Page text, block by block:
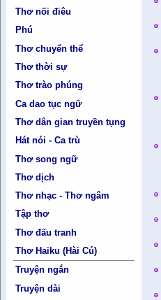
Thơ nối điêu
Phú
Thơ chuyển thể
Thơ thời sự
Thơ trào phúng
Ca dao tục ngữ
Thơ dân gian truyền tụng
Hát nói - Ca trù
Thơ song ngữ
Thơ dịch
Thơ nhạc - Thơ ngâm
Tập thơ
Thơ đấu tranh
Thơ Haiku (Hài Cú)
Truyện ngắn
Truyện dài